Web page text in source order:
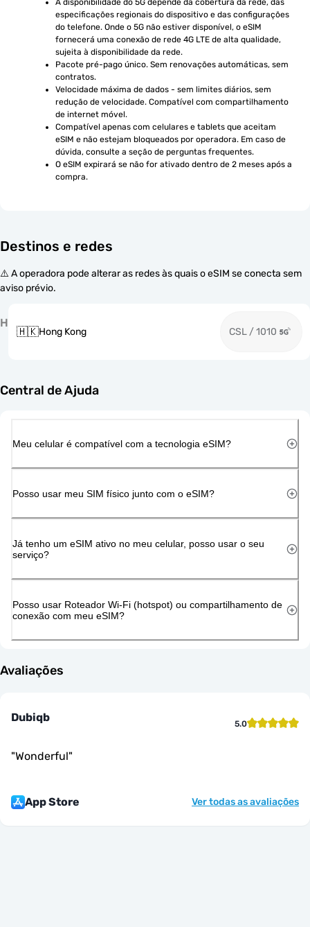
A disponibilidade do 5G depende da cobertura da rede, das
especificações regionais do dispositivo e das configurações
do telefone. Onde o 5G não estiver disponível, o eSIM
fornecerá uma conexão de rede 4G LTE de alta qualidade,
sujeita à disponibilidade da rede.
Pacote pré-pago único. Sem renovações automáticas, sem
contratos.
Velocidade máxima de dados - sem limites diários, sem
redução de velocidade. Compatível com compartilhamento
de internet móvel.
Compatível apenas com celulares e tablets que aceitam
eSIM e não estejam bloqueados por operadora. Em caso de
dúvida, consulte a seção de perguntas frequentes.
O eSIM expirará se não for ativado dentro de 2 meses após a
compra.
Destinos e redes
⚠️ A operadora pode alterar as redes às quais o eSIM se conecta sem
aviso prévio.
H
🇭🇰Hong Kong CSL / 1010
Central de Ajuda
Meu celular é compatível com a tecnologia eSIM?
Posso usar meu SIM físico junto com o eSIM?
Já tenho um eSIM ativo no meu celular, posso usar o seu
serviço?
Posso usar Roteador Wi-Fi (hotspot) ou compartilhamento de
conexão com meu eSIM?
Avaliações
Dubiqb 5.0
"Wonderful"
App Store Ver todas as avaliações